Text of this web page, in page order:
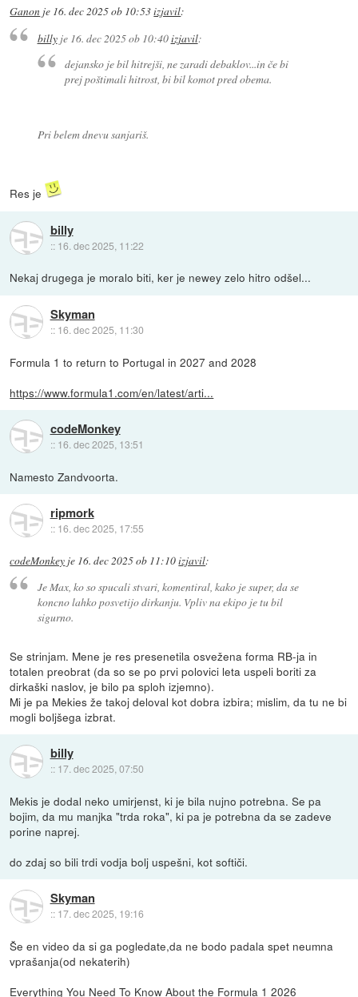
Ganon je 16. dec 2025 ob 10:53izjavil:
billyje 16. dec 2025 ob 10:40izjavil:
dejansko je bil hitrejši, ne zaradi debaklov...in če bi
prej poštimali hitrost, bi bil komot pred obema.
Pri belem dnevu sanjariš.
Res je
billy
:: 16. dec 2025, 11:22
Nekaj drugega je moralo biti, ker je newey zelo hitro odšel...
Skyman
:: 16. dec 2025, 11:30
Formula 1 to return to Portugal in 2027 and 2028
https://www.formula1.com/en/latest/arti...
codeMonkey
:: 16. dec 2025, 13:51
Namesto Zandvoorta.
ripmork
:: 16. dec 2025, 17:55
codeMonkey je 16. dec 2025 ob 11:10izjavil:
Je Max, ko so spucali stvari, komentiral, kako je super, da se
koncno lahko posvetijo dirkanju. Vpliv na ekipo je tu bil
sigurno.
Se strinjam. Mene je res presenetila osvežena forma RB-ja in
totalen preobrat (da so se po prvi polovici leta uspeli boriti za
dirkaški naslov, je bilo pa sploh izjemno).
Mi je pa Mekies že takoj deloval kot dobra izbira; mislim, da tu ne bi
mogli boljšega izbrat.
billy
:: 17. dec 2025, 07:50
Mekis je dodal neko umirjenst, ki je bila nujno potrebna. Se pa
bojim, da mu manjka "trda roka", ki pa je potrebna da se zadeve
porine naprej.
do zdaj so bili trdi vodja bolj uspešni, kot softiči.
Skyman
:: 17. dec 2025, 19:16
Še en video da si ga pogledate,da ne bodo padala spet neumna
vprašanja(od nekaterih)
Everything You Need To Know About the Formula 1 2026